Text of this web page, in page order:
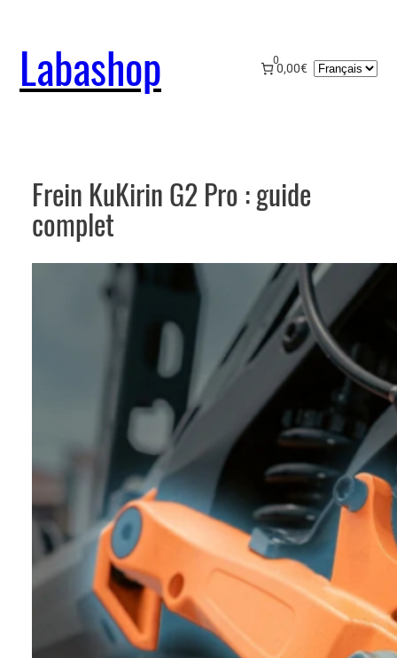
contenu
Labashop 0
0,00€
Choisir
Frein KuKirin G2 Pro : guide
complet